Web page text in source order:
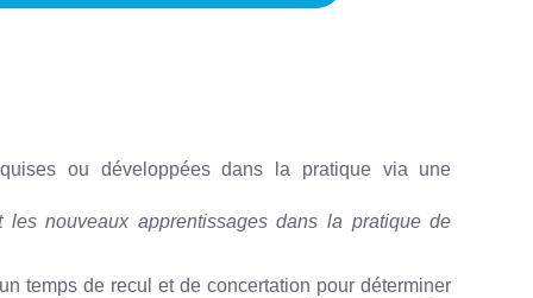
ou développées dans la pratique via une
les nouveaux apprentissages dans la pratique de
temps de recul et de concertation pour déterminer